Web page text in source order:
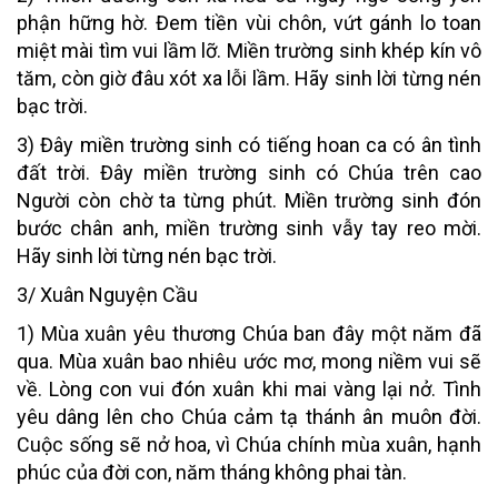
phận hững hờ. Đem tiền vùi chôn, vứt gánh lo toan
miệt mài tìm vui lầm lỡ. Miền trường sinh khép kín vô
tăm, còn giờ đâu xót xa lỗi lầm. Hãy sinh lời từng nén
bạc trời.
3) Đây miền trường sinh có tiếng hoan ca có ân tình
đất trời. Đây miền trường sinh có Chúa trên cao
Người còn chờ ta từng phút. Miền trường sinh đón
bước chân anh, miền trường sinh vẫy tay reo mời.
Hãy sinh lời từng nén bạc trời.
3/ Xuân Nguyện Cầu
1) Mùa xuân yêu thương Chúa ban đây một năm đã
qua. Mùa xuân bao nhiêu ước mơ, mong niềm vui sẽ
về. Lòng con vui đón xuân khi mai vàng lại nở. Tình
yêu dâng lên cho Chúa cảm tạ thánh ân muôn đời.
Cuộc sống sẽ nở hoa, vì Chúa chính mùa xuân, hạnh
phúc của đời con, năm tháng không phai tàn.